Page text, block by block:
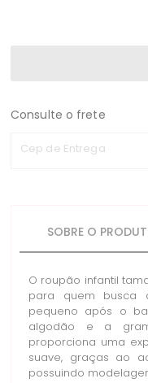
Consulte o frete
Cep de Entrega
SOBRE O
O roupão infantil
para quem busca
pequeno após o
algodão e a
proporciona uma
suave, graças ao
possuindo